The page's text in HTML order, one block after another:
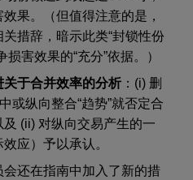
果。（但值得注意的是，
措辞，暗示此类“封锁性份
害效果的“充分”依据。）
关于合并效率的分析 ：(i) 删
或纵向整合“趋势”就否定合
(ii) 对纵向交易产生的一
应）予以承认。
还在指南中加入了新的措